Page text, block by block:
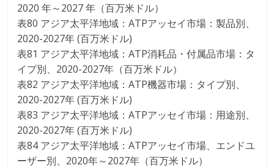
2020 年～2027 年（百万米ドル）
表80 アジア太平洋地域：ATPアッセイ市場：製品別、
2020-2027年 (百万米ドル)
表81 アジア太平洋地域：ATP消耗品・付属品市場：タ
イプ別、2020-2027年（百万米ドル）
表82 アジア太平洋地域：ATP機器市場：タイプ別、
2020-2027年 (百万米ドル)
表83 アジア太平洋地域：ATPアッセイ市場：用途別、
2020-2027年 (百万米ドル)
表84 アジア太平洋地域：ATPアッセイ市場、エンドユ
ーザー別、2020年～2027年（百万米ドル）